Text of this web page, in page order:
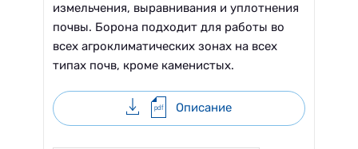
измельчения, выравнивания и уплотнения
почвы. Борона подходит для работы во
всех агроклиматических зонах на всех
типах почв, кроме каменистых.
pdf Описание